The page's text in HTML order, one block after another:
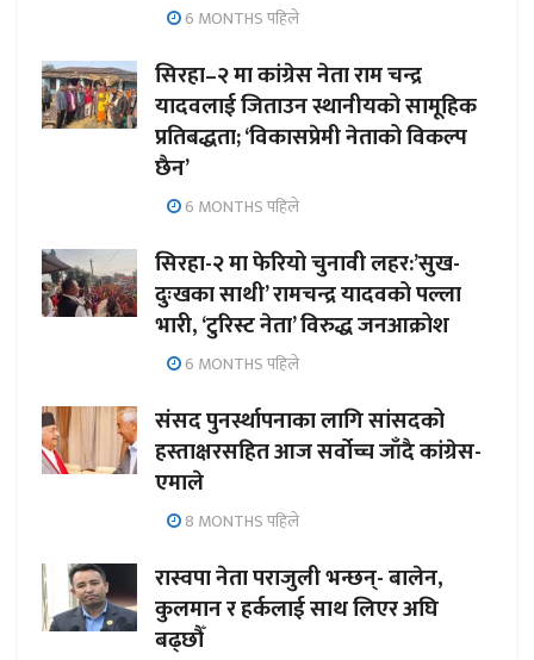
6 MONTHS पहिले
सिरहा–२ मा कांग्रेस नेता राम चन्द्र
यादवलाई जिताउन स्थानीयको सामूहिक
प्रतिबद्धता; ‘विकासप्रेमी नेताको विकल्प
छैन’
6 MONTHS पहिले
सिरहा-२ मा फेरियो चुनावी लहर:’सुख-
दुःखका साथी’ रामचन्द्र यादवको पल्ला
भारी, ‘टुरिस्ट नेता’ विरुद्ध जनआक्रोश
6 MONTHS पहिले
संसद पुनर्स्थापनाका लागि सांसदको
हस्ताक्षरसहित आज सर्वोच्च जाँदै कांग्रेस-
एमाले
8 MONTHS पहिले
रास्वपा नेता पराजुली भन्छन्- बालेन,
कुलमान र हर्कलाई साथ लिएर अघि
बढ्छौँ